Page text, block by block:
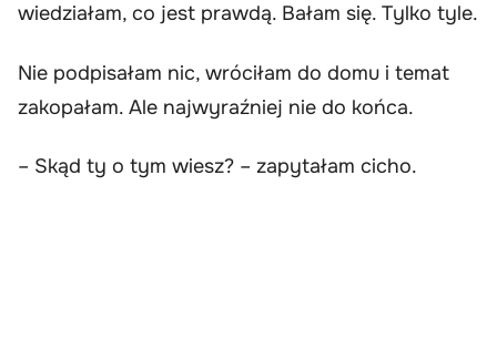
wiedziałam, co jest prawdą. Bałam się. Tylko tyle.
Nie podpisałam nic, wróciłam do domu i temat
zakopałam. Ale najwyraźniej nie do końca.
– Skąd ty o tym wiesz? – zapytałam cicho.